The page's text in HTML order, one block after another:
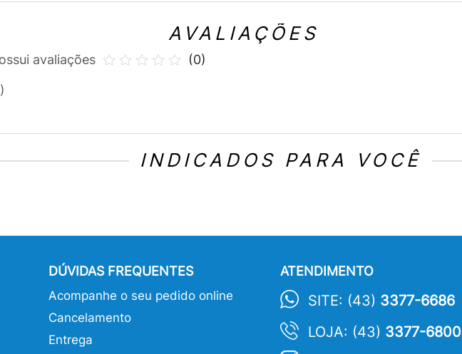
AVALIAÇÕES
avaliações (0)
INDICADOS PARA VOCÊ
DÚVIDAS FREQUENTES
Acompanhe o seu pedido online
Cancelamento
Entrega
ATENDIMENTO
SITE: (43) 3377-6686
LOJA: (43) 3377-6800